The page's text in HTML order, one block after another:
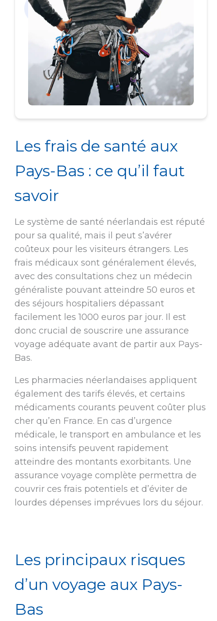
Les frais de santé aux
Pays-Bas : ce qu’il faut
savoir
Le système de santé néerlandais est réputé
pour sa qualité, mais il peut s’avérer
coûteux pour les visiteurs étrangers. Les
frais médicaux sont généralement élevés,
avec des consultations chez un médecin
généraliste pouvant atteindre 50 euros et
des séjours hospitaliers dépassant
facilement les 1000 euros par jour. Il est
donc crucial de souscrire une assurance
voyage adéquate avant de partir aux Pays-
Bas.
Les pharmacies néerlandaises appliquent
également des tarifs élevés, et certains
médicaments courants peuvent coûter plus
cher qu’en France. En cas d’urgence
médicale, le transport en ambulance et les
soins intensifs peuvent rapidement
atteindre des montants exorbitants. Une
assurance voyage complète permettra de
couvrir ces frais potentiels et d’éviter de
lourdes dépenses imprévues lors du séjour.
Les principaux risques
d’un voyage aux Pays-
Bas